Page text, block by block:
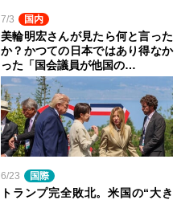
7/3 国内
美輪明宏さんが見たら何と言った
か？かつての日本ではあり得なか
った「国会議員が他国の…
6/23 国際
トランプ完全敗北。米国の“大き